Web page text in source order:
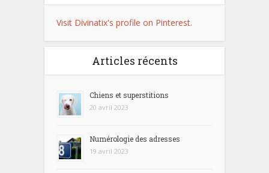
Visit Divinatix's profile on Pinterest.
Articles récents
Chiens et superstitions
20 avril 2023
Numérologie des adresses
19 avril 2023